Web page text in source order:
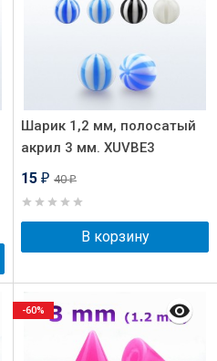
Шарик 1,2 мм, полосатый
акрил 3 мм. XUVBE3
15 ₽ 40₽
В корзину
-60%